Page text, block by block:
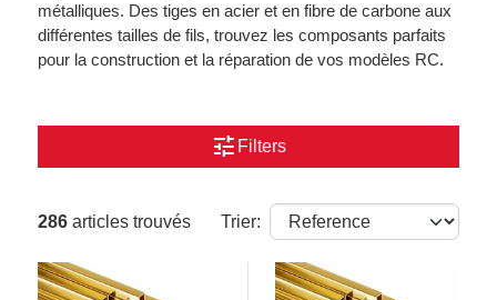
métalliques. Des tiges en acier et en fibre de carbone aux
différentes tailles de fils, trouvez les composants parfaits
pour la construction et la réparation de vos modèles RC.
tune Filters
286 articles trouvés Trier: